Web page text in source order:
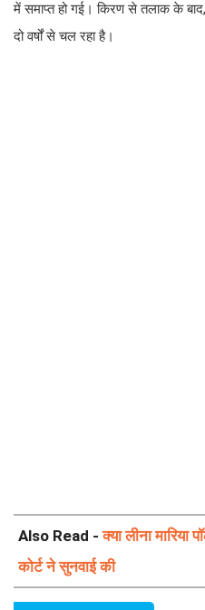
में समाप्त हो गई। किरण से तलाक के
दो वर्षों से चल रहा है।
Also Read -क्या लीना मारिया
कोर्ट ने सुनवाई की